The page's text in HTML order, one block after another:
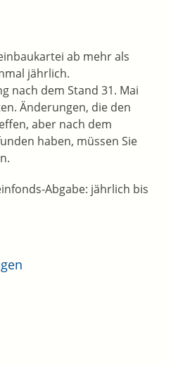
ab mehr als
jährlich.
nach dem Stand 31. Mai
Änderungen, die den
aber nach dem
haben, müssen Sie
Abgabe: jährlich bis